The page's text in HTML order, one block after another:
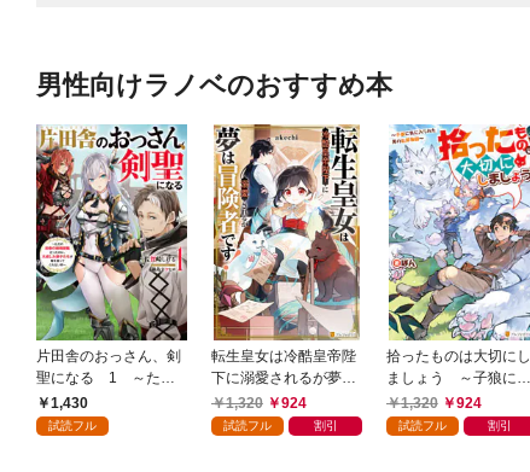
男性向けラノベのおすすめ本
片田舎のおっさん、剣
聖になる 1 ～ただ
の田舎の剣術師範だっ
たのに、大成した弟子
1,430
試読フル
転生皇女は冷酷皇帝陛
下に溺愛されるが夢は
冒険者です！
1,320 924
試読フル 割引
拾ったものは大切にし
ましょう ～子狼に気
に入られた男の転移物
語～
1,320 924
試読フル 割引